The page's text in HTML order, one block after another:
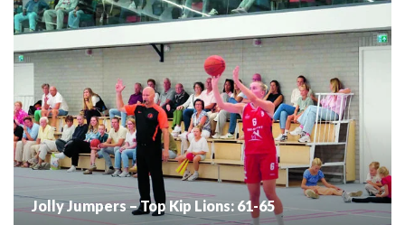
Jolly Jumpers – Top Kip Lions: 61-65